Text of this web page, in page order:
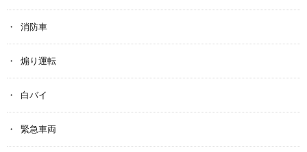
消防車
煽り運転
白バイ
緊急車両